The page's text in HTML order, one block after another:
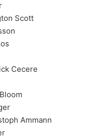
Scott
Cecere
Ammann